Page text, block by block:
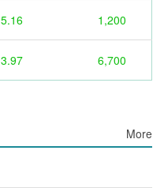
5.16 1,200
3.97 6,700
More